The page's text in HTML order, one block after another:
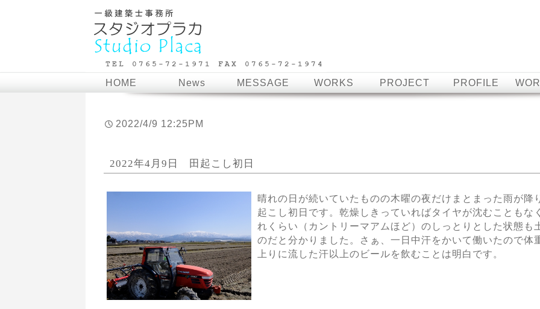
HOME News MESSAGE WORKS PROJECT PROFILE
2022/4/9 12:25PM
2022年4月9日 田起こし初日
晴れの日が続いていたものの木曜の夜だけまとまった雨が降
起こし初日です。乾燥しきっていればタイヤが沈むこともな
れくらい（カントリーマアムほど）のしっとりとした状態も
のだと分かりました。さぁ、一日中汗をかいて働いたので体
上りに流した汗以上のビールを飲むことは明白です。